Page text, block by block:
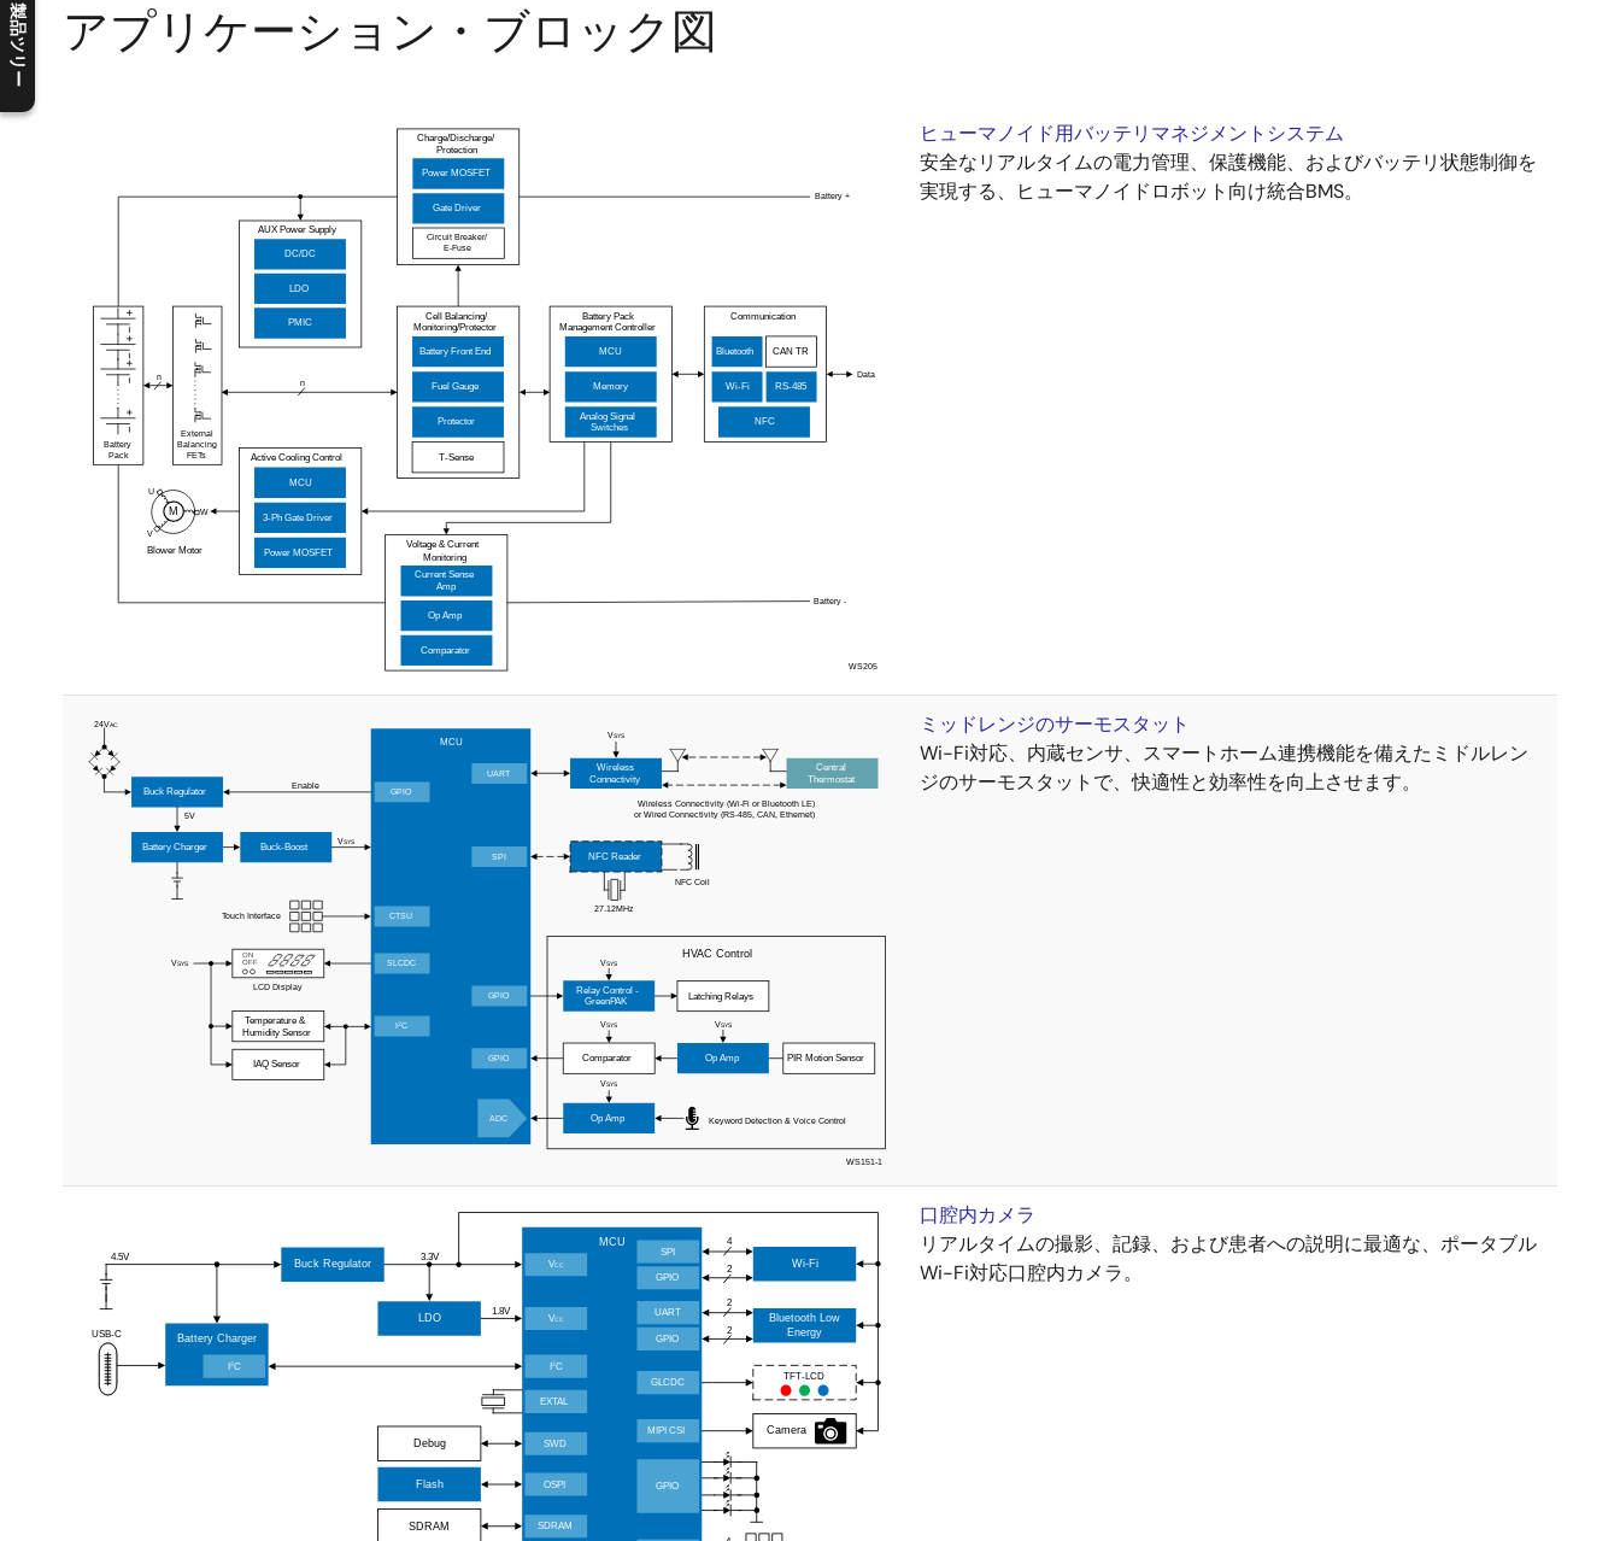
製品ツリー
C
l
o
s
e
p
r
o
d
u
c
t
t
r
e
e
m
e
n
O
p
e
n
p
r
o
d
u
c
t
t
r
e
e
m
e
n
アプリケーション・ブロック図
ヒューマノイド用バッテリマネジメントシステム
安全なリアルタイムの電力管理、保護機能、およびバッテリ状態制御を
実現する、ヒューマノイドロボット向け統合BMS。
ミッドレンジのサーモスタット
Wi-Fi対応、内蔵センサ、スマートホーム連携機能を備えたミドルレン
ジのサーモスタットで、快適性と効率性を向上させます。
口腔内カメラ
リアルタイムの撮影、記録、および患者への説明に最適な、ポータブル
Wi-Fi対応口腔内カメラ。